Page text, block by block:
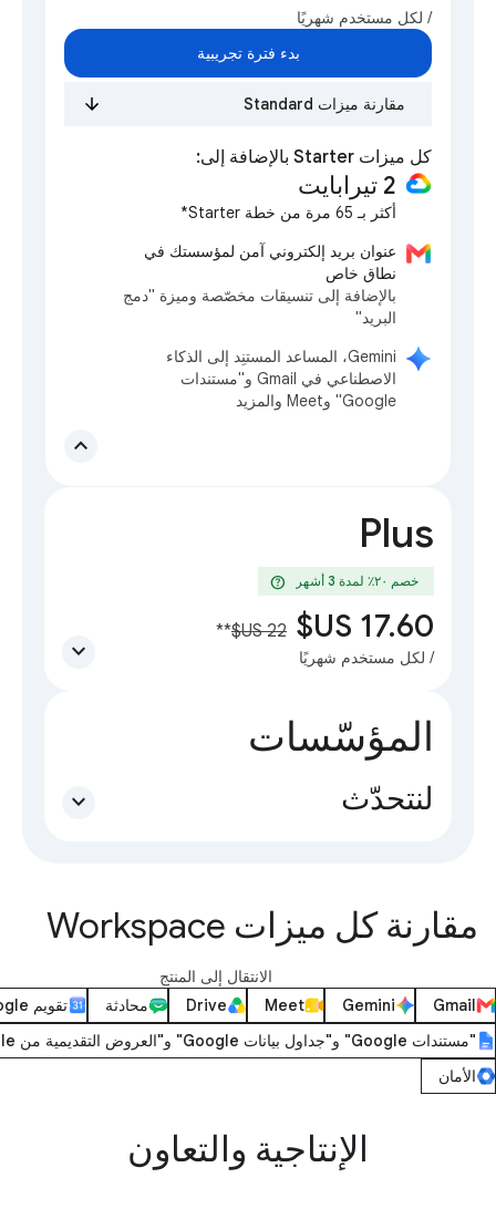
/ لكل مستخدم شهريًا
بدء فترة تجريبية
مقارنة ميزات Standard
كل ميزات Starter بالإضافة إلى:
‫2 تيرابايت
أكثر بـ 65 مرة من خطة Starter*
عنوان بريد إلكتروني آمن لمؤسستك في
نطاق خاص
بالإضافة إلى تنسيقات مخصّصة وميزة "دمج
البريد"
‫Gemini، المساعد المستنِد إلى الذكاء
الاصطناعي في Gmail و"مستندات
Google" وMeet والمزيد
expand_less
Plus
خصم ٢٠٪؜ لمدة 3 أشهر help
**
/ لكل مستخدم شهريًا expand_more
المؤسّسات
لنتحدّث expand_more
مقارنة كل ميزات Workspace
الانتقال إلى المنتج
Gmail
Gemini
Meet
Drive محادثة
تقويم Google
"مستندات Google" و"جداول بيانات Google" و"العروض التقديمية من Google"
الأمان
الإنتاجية والتعاون